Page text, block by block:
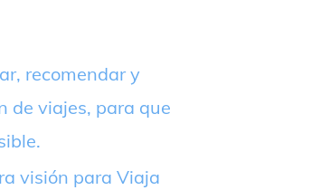
recomendar y
de viajes, para que
visión para Viaja